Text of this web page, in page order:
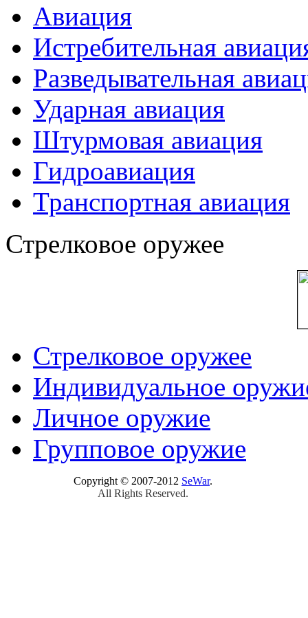
Авиация
Истребительная
Разведывательная
Ударная авиация
Штурмовая авиация
Гидроавиация
Транспортная авиация
Стрелковое оружее
Стрелковое оружее
Индивидуальное
Личное оружие
Групповое оружие
Copyright © 2007-2012 SeWar.
All Rights Reserved.